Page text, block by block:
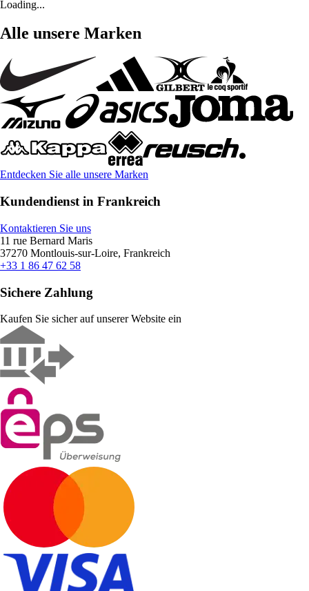
Loading...
Alle unsere Marken
Entdecken Sie alle unsere Marken
Kundendienst in Frankreich
Kontaktieren Sie uns
11 rue Bernard Maris
37270 Montlouis-sur-Loire, Frankreich
+33 1 86 47 62 58
Sichere Zahlung
Kaufen Sie sicher auf unserer Website ein